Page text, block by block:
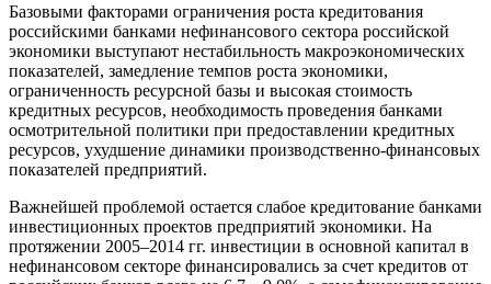
Базовыми факторами ограничения роста кредитования
российскими банками нефинансового сектора российской
экономики выступают нестабильность макроэкономических
показателей, замедление темпов роста экономики,
ограниченность ресурсной базы и высокая стоимость
кредитных ресурсов, необходимость проведения банками
осмотрительной политики при предоставлении кредитных
ресурсов, ухудшение динамики производственно-финансовых
показателей предприятий.
Важнейшей проблемой остается слабое кредитование банками
инвестиционных проектов предприятий экономики. На
протяжении 2005–2014 гг. инвестиции в основной капитал в
нефинансовом секторе финансировались за счет кредитов от